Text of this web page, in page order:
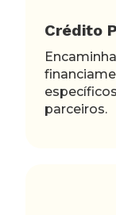
Crédito
parceiros.